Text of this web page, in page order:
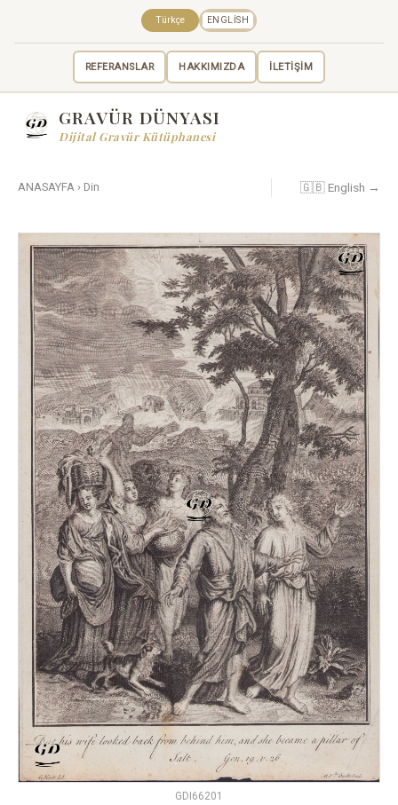
REFERANSLAR HAKKIMIZDA İLETİŞİM
Türkçe ENGLISH
GRAVÜR DÜNYASI
Dijital Gravür Kütüphanesi
ANASAYFA › Din 🇬🇧 English →
GDI66201